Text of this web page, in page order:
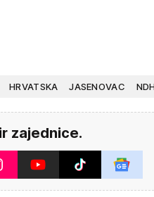
HRVATSKA JASENOVAC
zajednice.